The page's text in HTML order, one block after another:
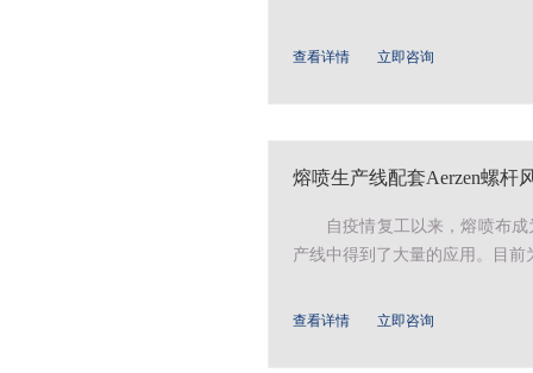
查看详情 立即咨询
熔喷生产线配套Aerzen螺杆
自疫情复工以来，熔喷布
产线中得到了大量的应用。目
查看详情 立即咨询